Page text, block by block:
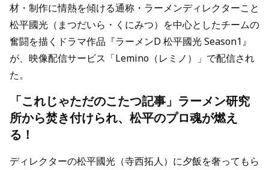
材・制作に情熱を傾ける通称・ラーメンディレクターこと
松平國光（まつだいら・くにみつ）を中心としたチームの
奮闘を描くドラマ作品『ラーメンD 松平國光 Season1』
が、映像配信サービス「Lemino（レミノ）」で配信され
た。
「これじゃただのこたつ記事」ラーメン研究
所から焚き付けられ、松平のプロ魂が燃え
る！
ディレクターの松平國光（寺西拓人）に夕飯を奢ってもら